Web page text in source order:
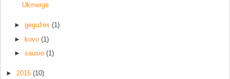
Ukmergė
► gegužės (1)
► kovo (1)
► sausio (1)
► 2015 (10)